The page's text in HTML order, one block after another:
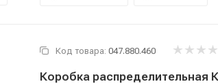
Код товара: 047.880.460
Коробка